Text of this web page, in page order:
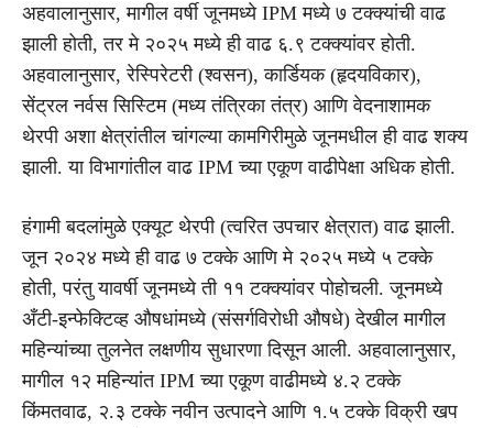
अहवालानुसार, मागील वर्षी जूनमध्ये IPM मध्ये ७ टक्क्यांची वाढ
झाली होती, तर मे २०२५ मध्ये ही वाढ ६.९ टक्क्यांवर होती.
अहवालानुसार, रेस्पिरेटरी (श्वसन), कार्डियक (हृदयविकार),
सेंट्रल नर्वस सिस्टिम (मध्य तंत्रिका तंत्र) आणि वेदनाशामक
थेरपी अशा क्षेत्रांतील चांगल्या कामगिरीमुळे जूनमधील ही वाढ शक्य
झाली. या विभागांतील वाढ IPM च्या एकूण वाढीपेक्षा अधिक होती.
हंगामी बदलांमुळे एक्यूट थेरपी (त्वरित उपचार क्षेत्रात) वाढ झाली.
जून २०२४ मध्ये ही वाढ ७ टक्के आणि मे २०२५ मध्ये ५ टक्के
होती, परंतु यावर्षी जूनमध्ये ती ११ टक्क्यांवर पोहोचली. जूनमध्ये
अँटी-इन्फेक्टिव्ह औषधांमध्ये (संसर्गविरोधी औषधे) देखील मागील
महिन्यांच्या तुलनेत लक्षणीय सुधारणा दिसून आली. अहवालानुसार,
मागील १२ महिन्यांत IPM च्या एकूण वाढीमध्ये ४.२ टक्के
किंमतवाढ, २.३ टक्के नवीन उत्पादने आणि १.५ टक्के विक्री खप